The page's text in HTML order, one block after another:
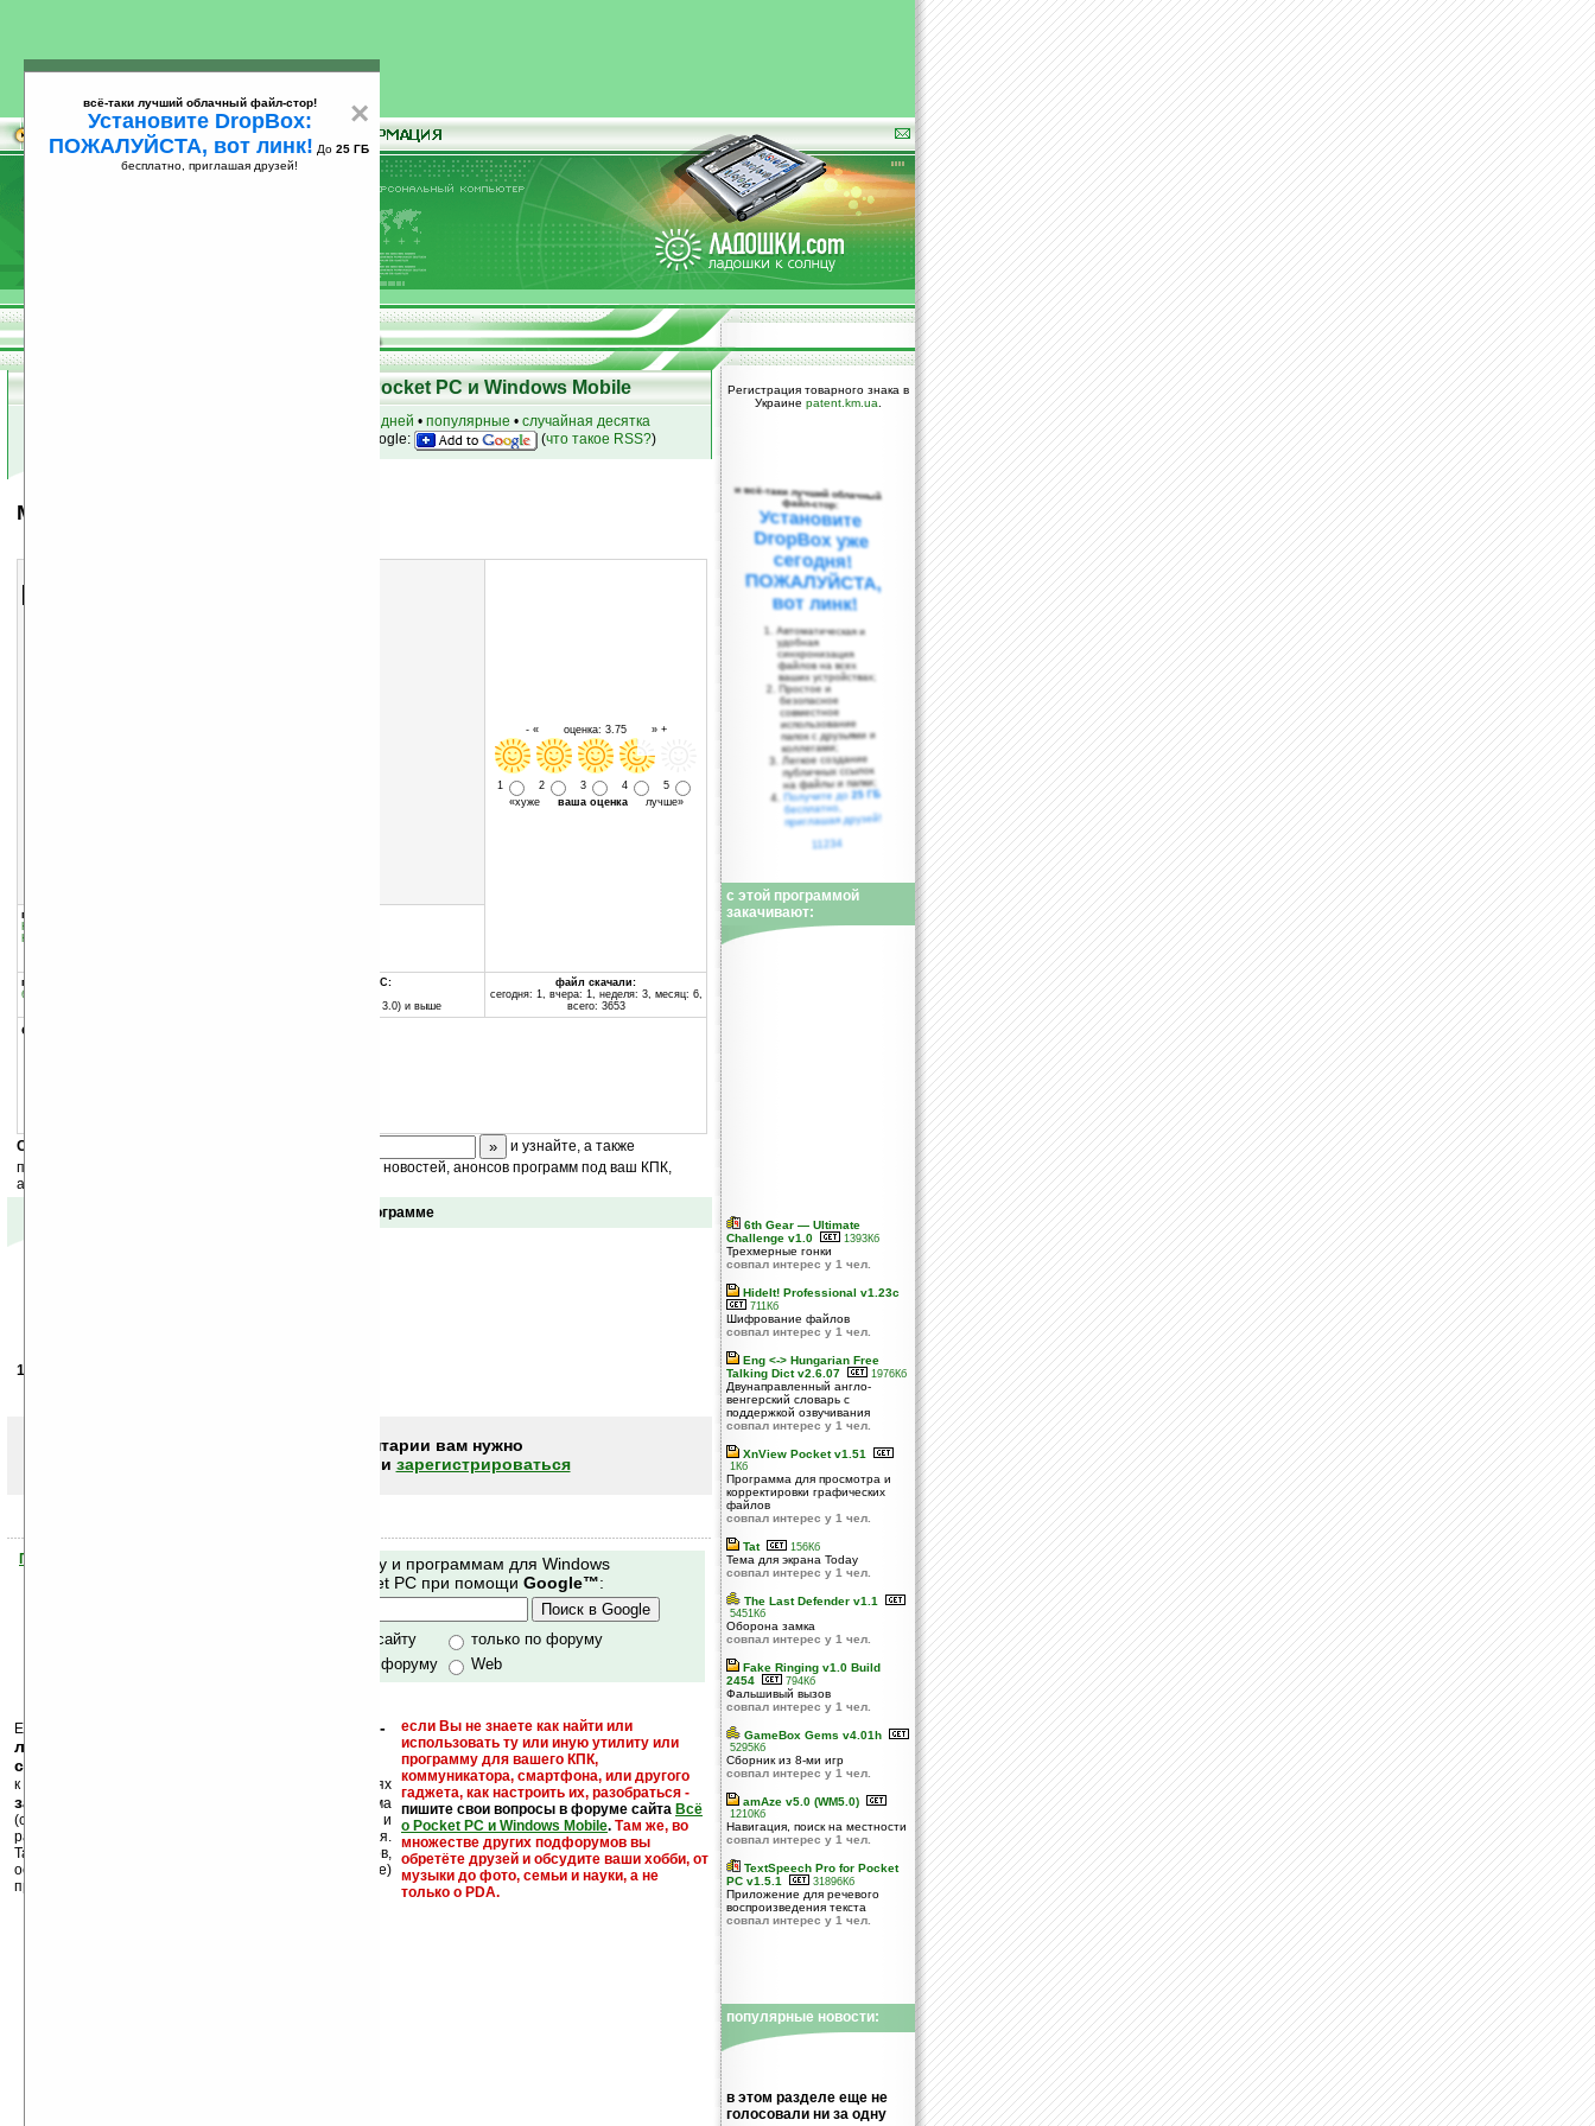
25
Скачать программы для КПК Pocket PC и Windows Mobile
за 7 дней • популярные • случайная десятка
на Google: (что такое RSS?)
Медицинские термины
- « оценка: 3.75 » +
1 2 3 4
5
«хуже ваша оценкалучше»
группы программы:
Наука
Наука
программа:
бесплатная
совместима с Pocket PC:
Pocket PC (Windows CE 3.0) и выше
файл скачали:
сегодня: 1, вчера: 1, неделя: 3, месяц: 6,
всего: 3653
описание:
Скоро
и узнайте, а также
получайте ежедневный или еженедельный дайджест новостей, анонсов программ под ваш КПК,
акций сайта на ваш почтовый ящик.
Отзывы о программе
18.03.2008
Чтобы писать комментарии вам нужно
или зарегистрироваться
Помогите Ладошкам стать лучше
Поиск по сайту и программам для Windows
Mobile и Pocket PC при помощи Google™:
только по сайту
только по форуму
по сайту и форуму
Web
Еще раз обращаем внимание, что
кейгены, кряки -
лекарства, серийные номера, ключи и
ссылки на варезные сайты
если Вы не знаете как найти или
использовать ту или иную утилиту или
программу для вашего КПК,
коммуникатора, смартфона, или другого
гаджета, как настроить их, разобраться -
пишите свои вопросы в форуме сайта Всё
о Pocket PC и Windows Mobile. Там же, во
множестве других подфорумов вы
обретёте друзей и обсудите ваши хобби, от
музыки до фото, семьи и науки, а не
только о PDA.
к публикации на нашем сайте в комментариях
запрещены
, как и несанкционированная реклама
(спам). Мы поддерживаем авторов программ и
развитие легального программного обеспечения.
Также мы призываем Вас поддерживать авторов,
особенно создающих бесплатные (freeware)
программы.
Регистрация товарного знака в
Украине patent.km.ua
×
всё-таки лучший облачный файл-стор!
Установите DropBox:
ПОЖАЛУЙСТА, вот линк! До 25 ГБ
бесплатно, приглашая друзей!
и всё-таки лучший облачный
файл-стор:
Установите
DropBox уже
сегодня!
ПОЖАЛУЙСТА,
вот линк!
Автоматическая и
удобная
синхронизация
файлов на всех
ваших устройствах;
Простое и
безопасное
совместное
использование
папок с друзьями и
коллегами;
Легкое создание
публичных ссылок
на файлы и папки;
Получите до25 ГБ
бесплатно,
приглашая друзей!
11234
с этой программой
закачивают:
6th Gear — Ultimate
Challenge v1.0
1393Кб
Трехмерные гонки
совпал интерес у 1 чел.
HideIt! Professional v1.23c
711Кб
Шифрование файлов
совпал интерес у 1 чел.
Eng <-> Hungarian Free
Talking Dict v2.6.07
1976Кб
Двунаправленный англо-
венгерский словарь с
поддержкой озвучивания
совпал интерес у 1 чел.
XnView Pocket v1.51
1Кб
Программа для просмотра и
корректировки графических
файлов
совпал интерес у 1 чел.
Tat 156Кб
Тема для экрана Today
совпал интерес у 1 чел.
The Last Defender v1.1
5451Кб
Оборона замка
совпал интерес у 1 чел.
Fake Ringing v1.0 Build
2454
794Кб
Фальшивый вызов
совпал интерес у 1 чел.
GameBox Gems v4.01h
5295Кб
Сборник из 8-ми игр
совпал интерес у 1 чел.
amAze v5.0 (WM5.0)
1210Кб
Навигация, поиск на местности
совпал интерес у 1 чел.
TextSpeech Pro for Pocket
PC v1.5.1
31896Кб
Приложение для речевого
воспроизведения текста
совпал интерес у 1 чел.
популярные новости:
в этом разделе еще не
голосовали ни за одну